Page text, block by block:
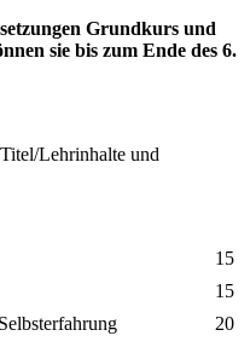
Grundkurs und
sie bis zum Ende des 6.
Lehrinhalte und
15
15
20